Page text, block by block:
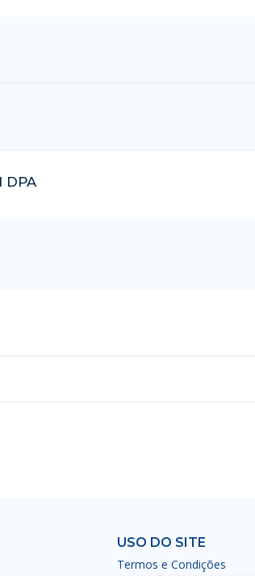
DPA
USO DO SITE
Termos e Condições